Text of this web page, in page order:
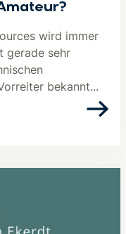
wird immer
gerade sehr
bekannt...